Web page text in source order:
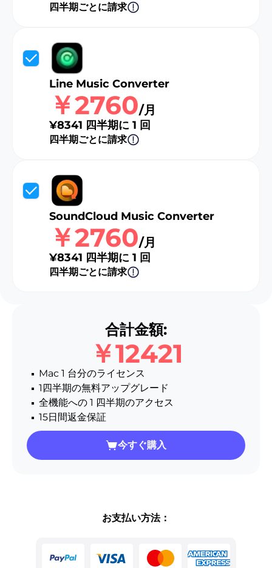
四半期ごとに請求
Line Music Converter
￥2760/月
¥8341 四半期に 1 回
四半期ごとに請求
SoundCloud Music Converter
￥2760/月
¥8341 四半期に 1 回
四半期ごとに請求
合計金額:
￥12421
Mac 1 台分のライセンス
1四半期の無料アップグレード
全機能への 1 四半期のアクセス
15日間返金保証
今すぐ購入
お支払い方法：